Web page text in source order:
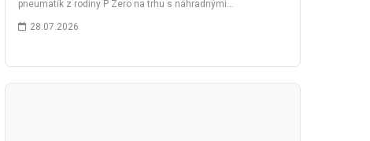
pneumatík z rodiny P Zero na trhu s náhradnými…
28.07.2026